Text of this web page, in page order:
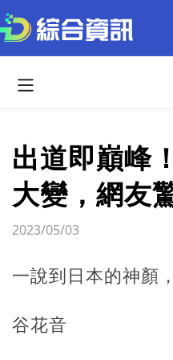
出道即巔峰
大變，網友​
2023/05/03
一說到日本的神顏
谷花音